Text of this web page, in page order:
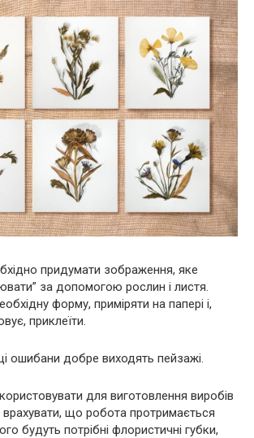
придумати зображення, яке
за допомогою рослин і листя.
форму, приміряти на папері і,
приклеїти.
ошибани добре виходять пейзажі.
для виготовлення виробів
врахувати, що робота протримається
будуть потрібні флористичні губки,